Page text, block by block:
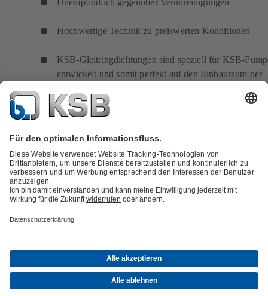
Hochwertige Technik zu preiswerten Konditionen
KSB-Gleitringdichtungen sind speziell für KSB-
entwickelt und somit perfekt auf den Einbauraum der
ServiceHandelAnlagenbau
Stellenangebote